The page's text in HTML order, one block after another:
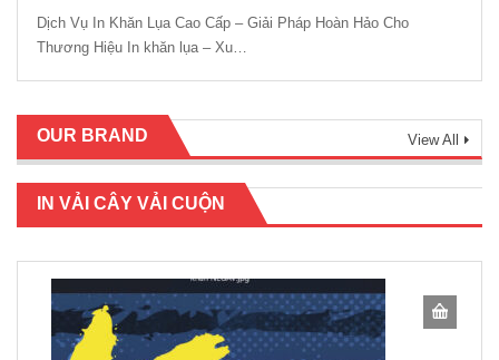
Dịch Vụ In Khăn Lụa Cao Cấp – Giải Pháp Hoàn Hảo Cho
Thương Hiệu In khăn lụa – Xu…
OUR BRAND View All
IN VẢI CÂY VẢI CUỘN